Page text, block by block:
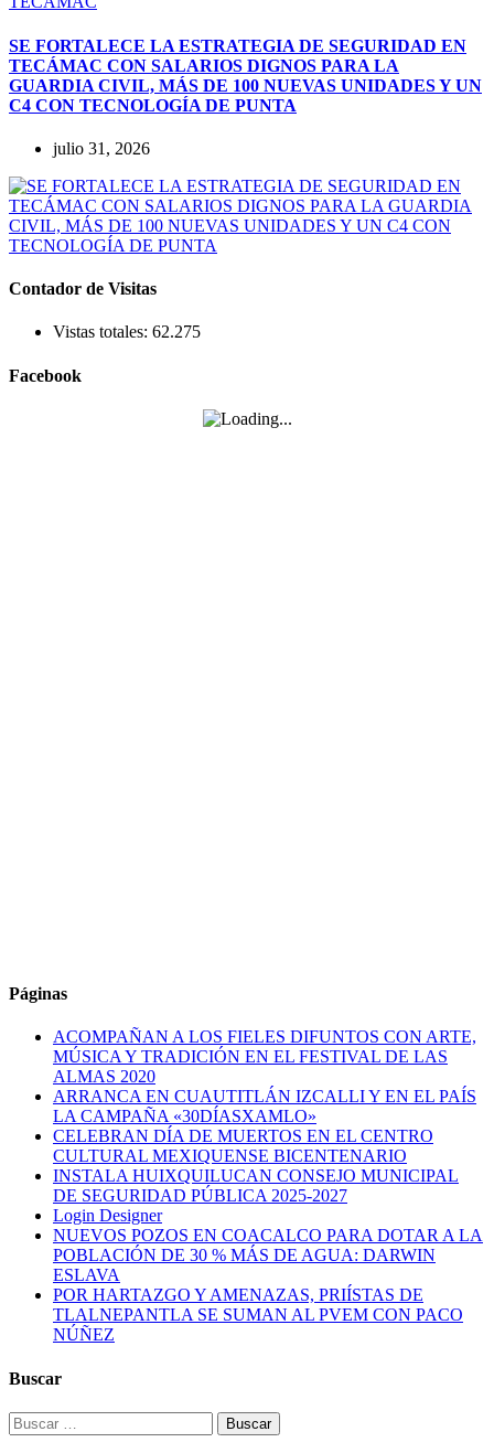
SE FORTALECE LA ESTRATEGIA DE SEGURIDAD EN
TECÁMAC CON SALARIOS DIGNOS PARA LA
GUARDIA CIVIL, MÁS DE 100 NUEVAS UNIDADES Y UN
C4 CON TECNOLOGÍA DE PUNTA
julio 31, 2026
Contador de Visitas
Vistas totales: 62.275
Facebook
Páginas
ACOMPAÑAN A LOS FIELES DIFUNTOS CON ARTE,
MÚSICA Y TRADICIÓN EN EL FESTIVAL DE LAS
ALMAS 2020
ARRANCA EN CUAUTITLÁN IZCALLI Y EN EL PAÍS
LA CAMPAÑA «30DÍASXAMLO»
CELEBRAN DÍA DE MUERTOS EN EL CENTRO
CULTURAL MEXIQUENSE BICENTENARIO
INSTALA HUIXQUILUCAN CONSEJO MUNICIPAL
DE SEGURIDAD PÚBLICA 2025-2027
Login Designer
NUEVOS POZOS EN COACALCO PARA DOTAR A LA
POBLACIÓN DE 30 % MÁS DE AGUA: DARWIN
ESLAVA
POR HARTAZGO Y AMENAZAS, PRIÍSTAS DE
TLALNEPANTLA SE SUMAN AL PVEM CON PACO
NÚÑEZ
Buscar
Buscar: